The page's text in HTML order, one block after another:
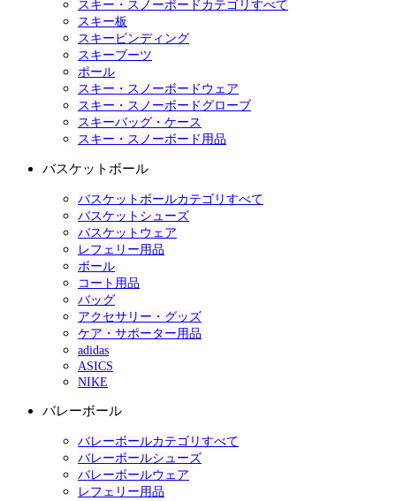
スキー・スノーボードカテゴリすべて
スキー板
スキービンディング
スキーブーツ
ポール
スキー・スノーボードウェア
スキー・スノーボードグローブ
スキーバッグ・ケース
スキー・スノーボード用品
バスケットボール
バスケットボールカテゴリすべて
バスケットシューズ
バスケットウェア
レフェリー用品
ボール
コート用品
バッグ
アクセサリー・グッズ
ケア・サポーター用品
adidas
ASICS
NIKE
バレーボール
バレーボールカテゴリすべて
バレーボールシューズ
バレーボールウェア
レフェリー用品